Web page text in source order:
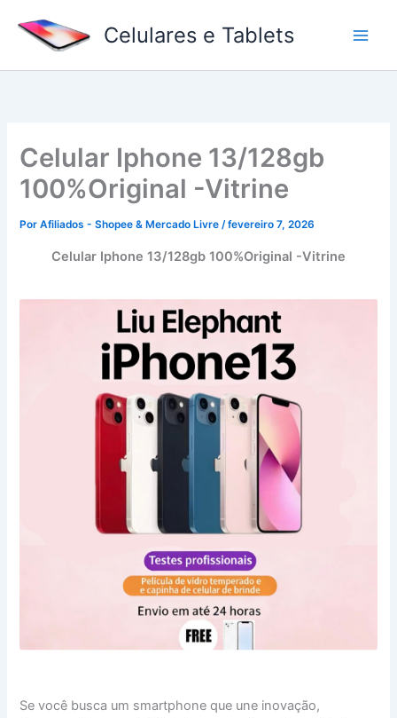
para
conteúdo
Celulares e Tablets
Celular Iphone 13/128gb
100%Original -Vitrine
PorAfiliados - Shopee & Mercado Livre/fevereiro 7, 2026
Celular Iphone 13/128gb 100%Original -Vitrine
Se você busca um smartphone que une inovação,